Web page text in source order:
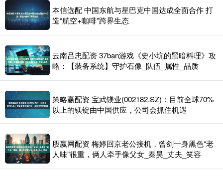
本信选配 中国东航与星巴克中国达成全面合作 打
造“航空+咖啡”跨界生态
云南吕忠配资 37ban游戏《史小坑的黑暗料理》攻
略：【装备系统】守护石像_队伍_属性_品质
策略赢配资 宝武镁业(002182.SZ)：目前全球70%
以上的镁锭由中国供应，公司会抓住机遇
股赢网配资 梅婷回京老公接机，曾剑一身黑色“老
人味”很重，俩人牵手像父女_秦昊_丈夫_笑容